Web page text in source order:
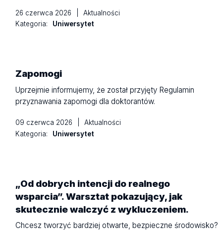
26 czerwca 2026
Aktualności
Kategoria:
Uniwersytet
Zapomogi
Uprzejmie informujemy, że został przyjęty Regulamin
przyznawania zapomogi dla doktorantów.
09 czerwca 2026
Aktualności
Kategoria:
Uniwersytet
„Od dobrych intencji do realnego
wsparcia”. Warsztat pokazujący, jak
skutecznie walczyć z wykluczeniem.
Chcesz tworzyć bardziej otwarte, bezpieczne środowisko?